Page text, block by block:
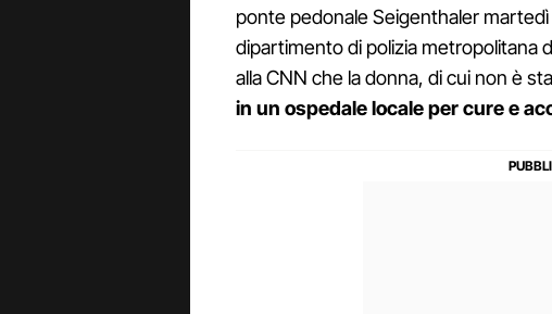
ponte pedonale Seigenthaler
dipartimento di polizia metropolitana
alla CNN che la donna, di cui non è
in un ospedale locale per cure e